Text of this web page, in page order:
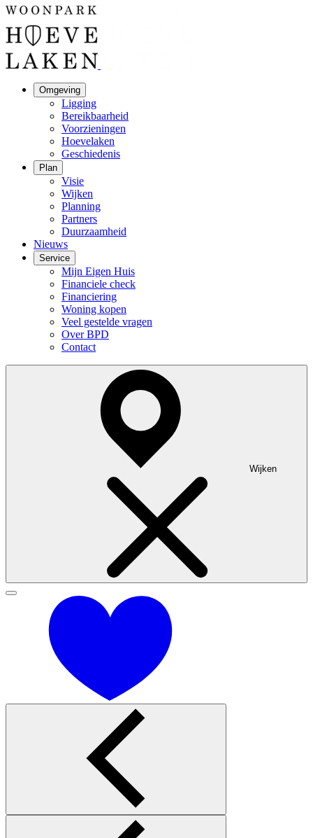
Omgeving
Ligging
Bereikbaarheid
Voorzieningen
Hoevelaken
Geschiedenis
Plan
Visie
Wijken
Planning
Partners
Duurzaamheid
Nieuws
Service
Mijn Eigen Huis
Financiele check
Financiering
Woning kopen
Veel gestelde vragen
Over BPD
Contact
Wijken